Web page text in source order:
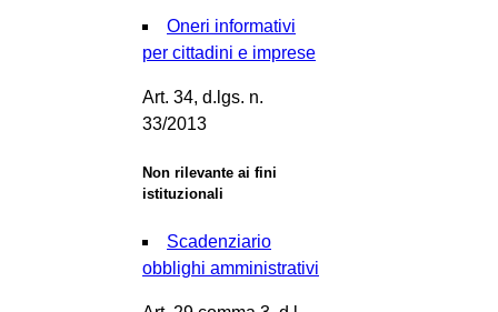
Oneri informativi
per cittadini e imprese
Art. 34, d.lgs. n.
33/2013
Non rilevante ai fini
istituzionali
Scadenziario
obblighi amministrativi